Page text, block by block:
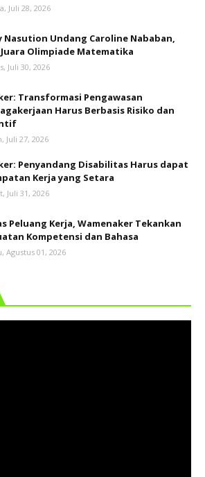
Juli 28, 2026
Nasution Undang Caroline Nababan,
Juara Olimpiade Matematika
Juli 30, 2026
Transformasi Pengawasan
Harus Berbasis Risiko dan
Juli 27, 2026
Penyandang Disabilitas Harus dapat
Kerja yang Setara
Juli 31, 2026
Peluang Kerja, Wamenaker Tekankan
Kompetensi dan Bahasa
Agustus 01, 2026